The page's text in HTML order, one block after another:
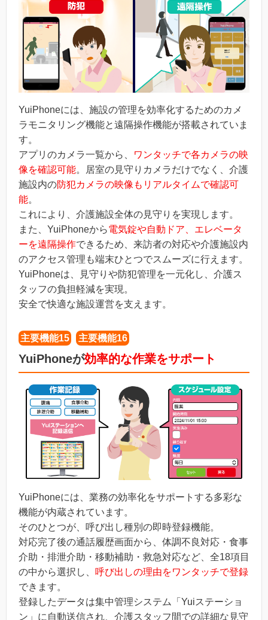
YuiPhoneには、施設の管理を効率化するためのカメ
ラモニタリング機能と遠隔操作機能が搭載されていま
す。
アプリのカメラ一覧から、
ワンタッチで各カメラの映
像を確認可能。居室の見守りカメラだけでなく、介護
施設内の防犯カメラの映像もリアルタイムで確認可
能。
これにより、介護施設全体の見守りを実現します。
また、YuiPhoneから電気錠や自動ドア、エレベータ
ーを遠隔操作できるため、来訪者の対応や介護施設内
のアクセス管理も端末ひとつでスムーズに行えます。
YuiPhoneは、見守りや防犯管理を一元化し、介護ス
タッフの負担軽減を実現。
安全で快適な施設運営を支えます。
主要機能15 主要機能16
YuiPhoneが効率的な作業をサポート
YuiPhoneには、業務の効率化をサポートする多彩な
機能が内蔵されています。
そのひとつが、呼び出し種別の即時登録機能。
対応完了後の通話履歴画面から、体調不良対応・食事
介助・排泄介助・移動補助・救急対応など、全18項目
の中から選択し、 呼び出しの理由をワンタッチで登録
できます。
登録したデータは集中管理システム「Yuiステーショ
ン」に自動送信され、介護スタッフ間での詳細な見守